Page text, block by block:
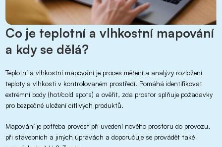
Co je teplotní a vlhkostní mapování
a kdy se dělá?
Teplotní a vlhkostní mapování je proces měření a analýzy rozložení
teploty a vlhkosti v kontrolovaném prostředí. Pomáhá identifikovat
extrémní body (hot/cold spots) a ověřit, zda prostor splňuje požadavky
pro bezpečné uložení citlivých produktů.
Mapování je potřeba provést při uvedení nového prostoru do provozu,
při stavebních a jiných úpravách a doporučuje se provádět také